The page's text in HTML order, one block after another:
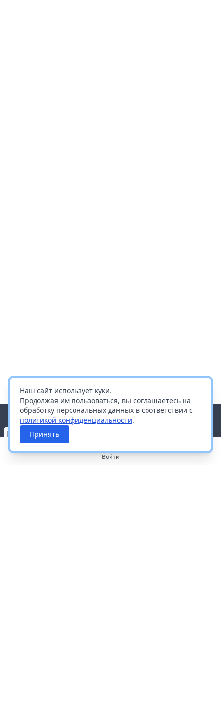
Наш сайт использует куки.
Продолжая им пользоваться, вы соглашаетесь на
обработку персональных данных в соответствии с
политикой конфиденциальности.
Принять
Войти